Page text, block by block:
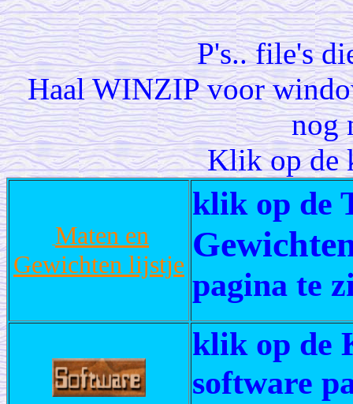
P's.. file's
Haal WINZIP voor
nog
Klik op de
Maten en
Gewichten lijstje
klik op de
pagina te
klik op de
software